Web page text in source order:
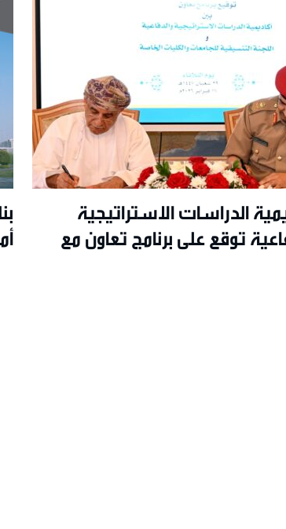
الدراسات الاستراتيجية
توقع على برنامج تعاون مع